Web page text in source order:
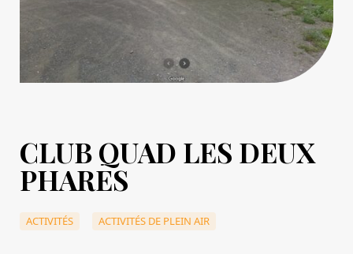
CLUB QUAD LES DEUX
PHARES
ACTIVITÉS ACTIVITÉS DE PLEIN AIR